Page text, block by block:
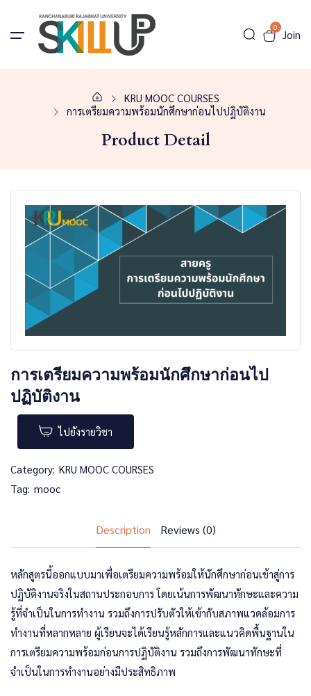
0
Join
KRU MOOC COURSES
การเตรียมความพร้อมนักศึกษาก่อนไปปฏิบัติงาน
Product Detail
การเตรียมความพร้อมนักศึกษาก่อนไป
ปฏิบัติงาน
ไปยังรายวิชา
Category: KRU MOOC COURSES
Tag: mooc
Description Reviews (0)
หลักสูตรนี้ออกแบบมาเพื่อเตรียมความพร้อมให้นักศึกษาก่อนเข้าสู่การ
ปฏิบัติงานจริงในสถานประกอบการ โดยเน้นการพัฒนาทักษะและความ
รู้ที่จำเป็นในการทำงาน รวมถึงการปรับตัวให้เข้ากับสภาพแวดล้อมการ
ทำงานที่หลากหลาย ผู้เรียนจะได้เรียนรู้หลักการและแนวคิดพื้นฐานใน
การเตรียมความพร้อมก่อนการปฏิบัติงาน รวมถึงการพัฒนาทักษะที่
จำเป็นในการทำงานอย่างมีประสิทธิภาพ